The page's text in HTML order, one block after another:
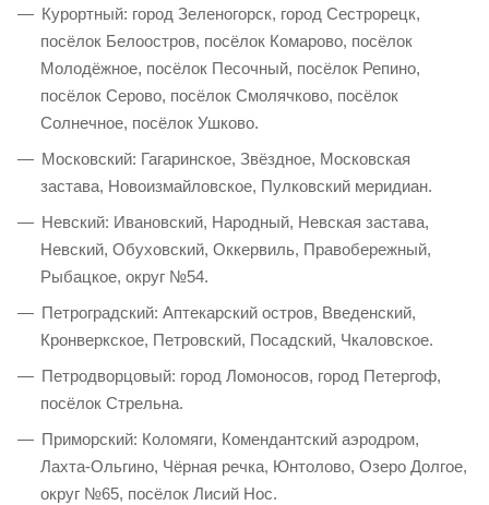
Курортный: город Зеленогорск, город Сестрорецк,
посёлок Белоостров, посёлок Комарово, посёлок
Молодёжное, посёлок Песочный, посёлок Репино,
посёлок Серово, посёлок Смолячково, посёлок
Солнечное, посёлок Ушково.
Московский: Гагаринское, Звёздное, Московская
застава, Новоизмайловское, Пулковский меридиан.
Невский: Ивановский, Народный, Невская застава,
Невский, Обуховский, Оккервиль, Правобережный,
Рыбацкое, округ №54.
Петроградский: Аптекарский остров, Введенский,
Кронверкское, Петровский, Посадский, Чкаловское.
Петродворцовый: город Ломоносов, город Петергоф,
посёлок Стрельна.
Приморский: Коломяги, Комендантский аэродром,
Лахта-Ольгино, Чёрная речка, Юнтолово, Озеро Долгое,
округ №65, посёлок Лисий Нос.